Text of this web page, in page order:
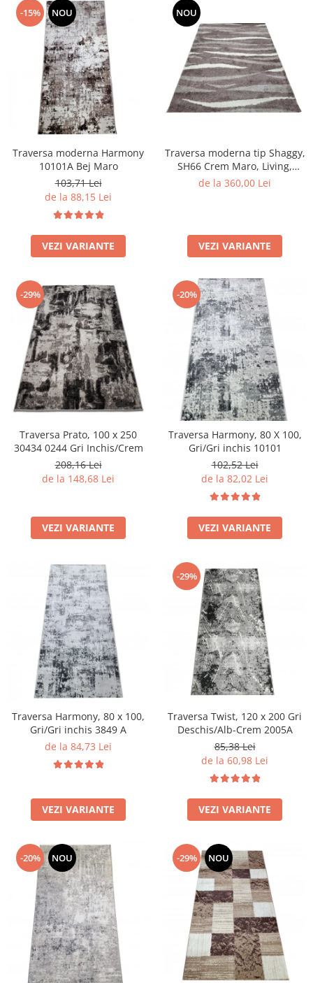
-15% NOU
Traversa moderna Harmony
10101A Bej Maro
103,71 Lei
de la 88,15 Lei
VEZI VARIANTE
NOU
Traversa moderna tip Shaggy,
SH66 Crem Maro, Living,
Dormitor
de la 360,00 Lei
VEZI VARIANTE
-29%
Traversa Prato, 100 x 250
30434 0244 Gri Inchis/Crem
208,16 Lei
de la 148,68 Lei
VEZI VARIANTE
-20%
Traversa Harmony, 80 X 100,
Gri/Gri inchis 10101
102,52 Lei
de la 82,02 Lei
VEZI VARIANTE
Traversa Harmony, 80 x 100,
Gri/Gri inchis 3849 A
de la 84,73 Lei
VEZI VARIANTE
-29%
Traversa Twist, 120 x 200 Gri
Deschis/Alb-Crem 2005A
85,38 Lei
de la 60,98 Lei
VEZI VARIANTE
-20% NOU -29% NOU